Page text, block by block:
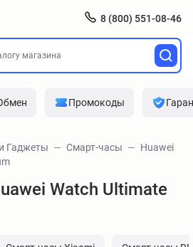
8 (800) 551-08-46
Промокоды
Гаджеты Смарт-часы
Huawei
Watch Ultimate